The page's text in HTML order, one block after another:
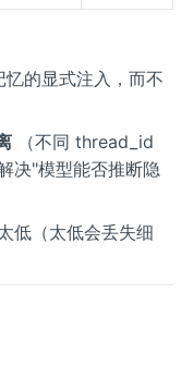
的显式注入，而不
（不同 thread_id
决"模型能否推断隐
低（太低会丢失细